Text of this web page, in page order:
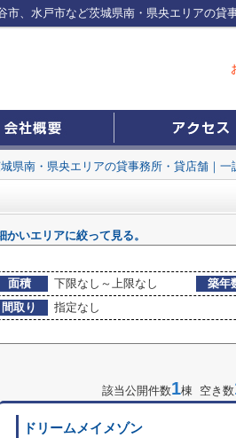
県南・県央エリアの貸事務所・貸店舗｜一
いエリアに絞って見る。
面積 下限なし～上限なし 築年
間取り
指定なし
該当公開件数1棟 空き数
ドリームメイメゾン